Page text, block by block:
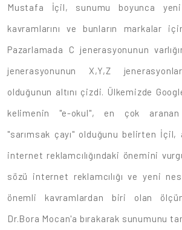
Mustafa İçil, sunumu boyunca
kavramlarını ve bunların markalar
Pazarlamada C jenerasyonunun
jenerasyonunun X,Y,Z
olduğunun altını çizdi. Ülkemizde
kelimenin "e-okul", en çok
"sarımsak çayı" olduğunu belirten
internet reklamcılığındaki önemini
sözü internet reklamcılığı ve yeni
önemli kavramlardan biri olan
Dr.Bora Mocan'a bırakarak sunumunu